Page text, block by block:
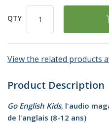
QTY
View the related products
Product Description
Go English Kids, l'audio
de l'anglais (8-12 ans)